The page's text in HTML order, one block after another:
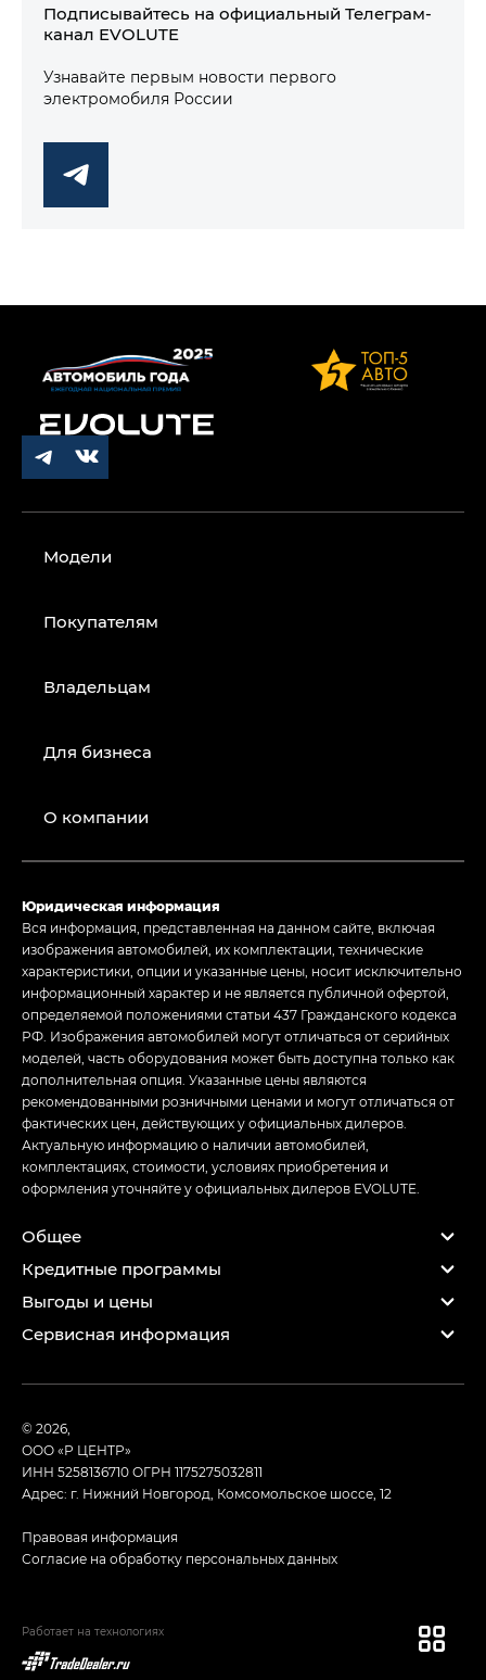
Подписывайтесь на официальный Телеграм-
канал EVOLUTE
Узнавайте первым новости первого
электромобиля России
Модели
Покупателям
Владельцам
Для бизнеса
О компании
Юридическая информация
Вся информация, представленная на данном сайте, включая
изображения автомобилей, их комплектации, технические
характеристики, опции и указанные цены, носит исключительно
информационный характер и не является публичной офертой,
определяемой положениями статьи 437 Гражданского кодекса
РФ. Изображения автомобилей могут отличаться от серийных
моделей, часть оборудования может быть доступна только как
дополнительная опция. Указанные цены являются
рекомендованными розничными ценами и могут отличаться от
фактических цен, действующих у официальных дилеров.
Актуальную информацию о наличии автомобилей,
комплектациях, стоимости, условиях приобретения и
оформления уточняйте у официальных дилеров EVOLUTE.
Общее
Кредитные программы
Выгоды и цены
Сервисная информация
© 2026,
ООО «Р ЦЕНТР»
ИНН 5258136710ОГРН 1175275032811
Адрес: г. Нижний Новгород, Комсомольское шоссе, 12
Правовая информация
Согласие на обработку персональных данных
Работает на технологиях